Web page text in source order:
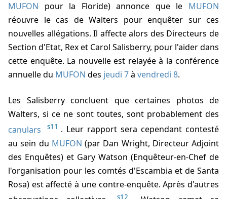
MUFON pour la Floride) annonce que le MUFON
réouvre le cas de Walters pour enquêter sur ces
nouvelles allégations. Il affecte alors des Directeurs de
Section d'Etat, Rex et Carol Salisberry, pour l'aider dans
cette enquête. La nouvelle est relayée à la conférence
annuelle du MUFON des jeudi 7à vendredi 8.
Les Salisberry concluent que certaines photos de
Walters, si ce ne sont toutes, sont probablement des
canulars
s11 . Leur rapport sera cependant contesté
au sein du MUFON (par Dan Wright, Directeur Adjoint
des Enquêtes) et Gary Watson (Enquêteur-en-Chef de
l'organisation pour les comtés d'Escambia et de Santa
Rosa) est affecté à une contre-enquête. Après d'autres
s12